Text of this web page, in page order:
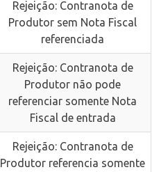
Rejeição: Contranota de
Produtor sem Nota Fiscal
referenciada
Rejeição: Contranota de
Produtor não pode
referenciar somente Nota
Fiscal de entrada
Rejeição: Contranota de
Produtor referencia somente